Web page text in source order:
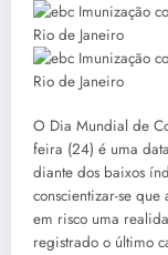
O Dia Mundial de
feira (24) é uma
diante dos baixos
conscientizar-se
em risco uma
registrado o último